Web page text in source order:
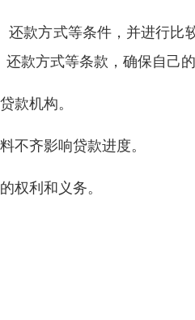
款方式等条件，并进行比
款方式等条款，确保自己的
款机构。
不齐影响贷款进度。
权利和义务。